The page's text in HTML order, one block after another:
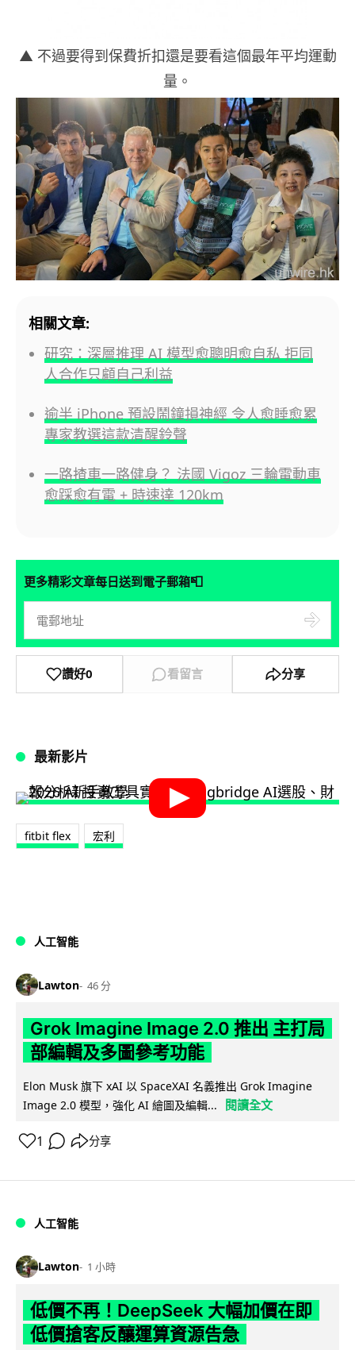
▲ 不過要得到保費折扣還是要看這個最年平均運動
量。
相關文章:
研究：深層推理 AI 模型愈聰明愈自私 拒同
人合作只顧自己利益
逾半 iPhone 預設鬧鐘損神經 令人愈睡愈累
專家教選這款清醒鈴聲
一路揸車一路健身？ 法國 Vigoz 三輪電動車
愈踩愈有電 + 時速達 120km
更多精彩文章每日送到電子郵箱📮
讚好0 看留言 分享
最新影片
fitbit flex 宏利
人工智能
Lawton 46 分
Grok Imagine Image 2.0 推出 主打局
部編輯及多圖參考功能
Elon Musk 旗下 xAI 以 SpaceXAI 名義推出 Grok Imagine
Image 2.0 模型，強化 AI 繪圖及編輯...
閱讀全文
1 分享
人工智能
Lawton 1 小時
低價不再！DeepSeek 大幅加價在即
低價搶客反釀運算資源告急